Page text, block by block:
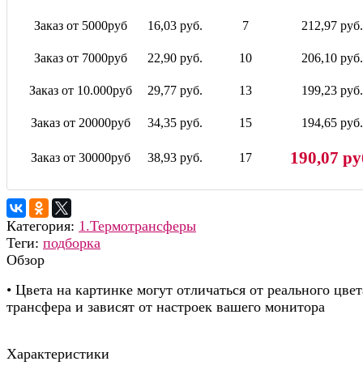
Заказ от 5000руб 16,03 руб. 7 212,97 руб.
Заказ от 7000руб 22,90 руб. 10 206,10 руб.
Заказ от 10.000руб 29,77 руб. 13 199,23 руб.
Заказ от 20000руб 34,35 руб. 15 194,65 руб.
Заказ от 30000руб 38,93 руб. 17 190,07
Категория: 1.Термотрансферы
Теги: подборка
Обзор
• Цвета на картинке могут отличаться от реального
трансфера и зависят от настроек вашего монитора
Характеристики